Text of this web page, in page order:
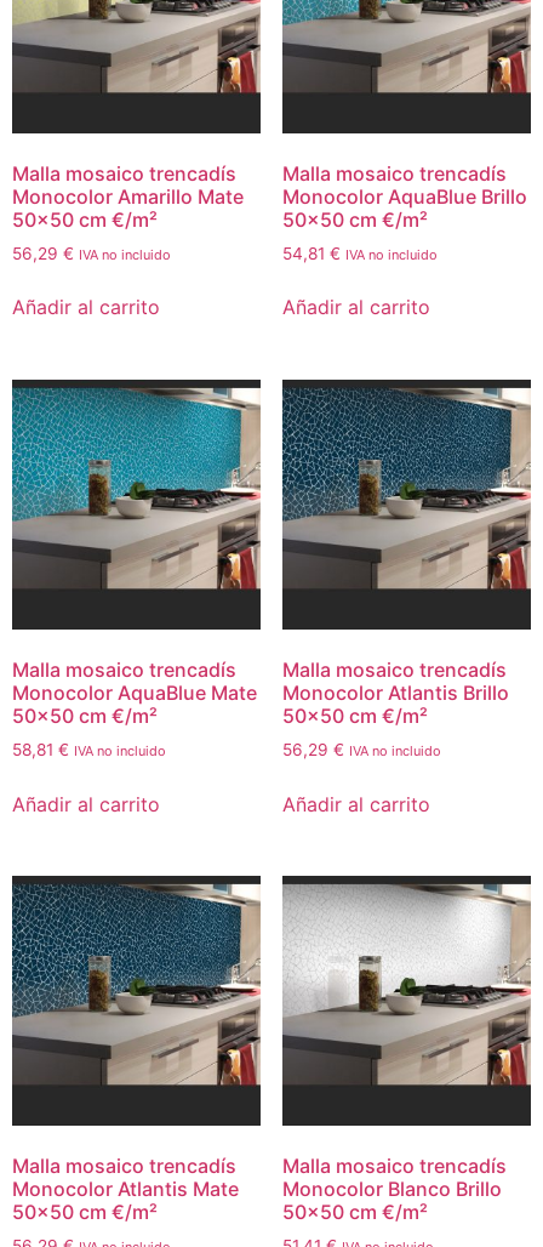
Malla mosaico trencadís
Monocolor Amarillo Mate
50×50 cm €/m²
56,29 € IVA no incluido
Añadir al carrito
Malla mosaico trencadís
Monocolor AquaBlue Brillo
50×50 cm €/m²
54,81 € IVA no incluido
Añadir al carrito
Malla mosaico trencadís
Monocolor AquaBlue Mate
50×50 cm €/m²
58,81 € IVA no incluido
Añadir al carrito
Malla mosaico trencadís
Monocolor Atlantis Brillo
50×50 cm €/m²
56,29 € IVA no incluido
Añadir al carrito
Malla mosaico trencadís
Monocolor Atlantis Mate
50×50 cm €/m²
Malla mosaico trencadís
Monocolor Blanco Brillo
50×50 cm €/m²